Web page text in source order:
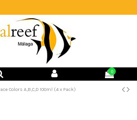
0
Colors A,B,C,D 100ml (4 x Pack)